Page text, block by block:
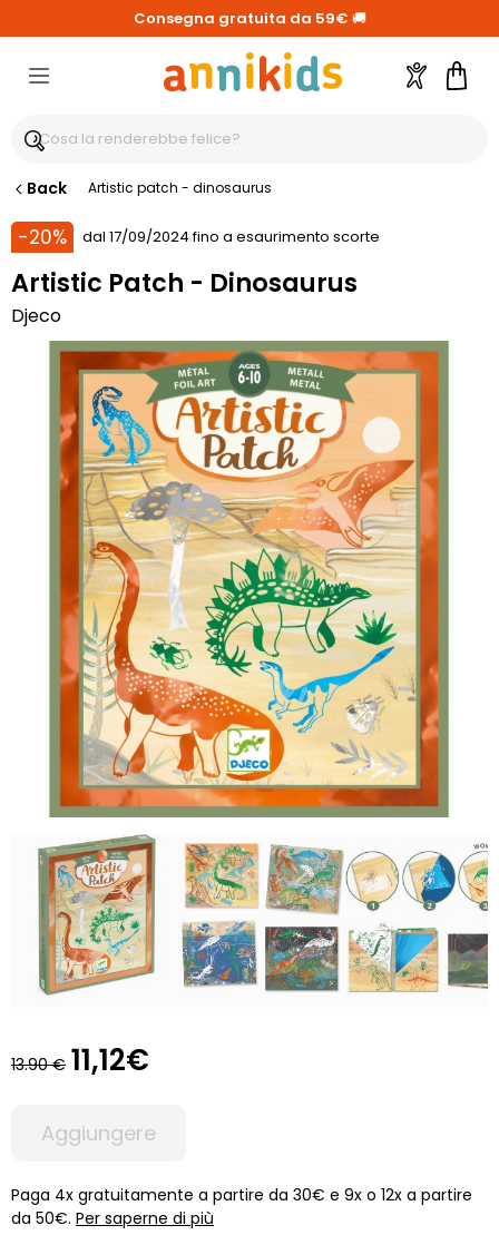
Consegna gratuita da 59€ 🚚
Account
Back Artistic patch - dinosaurus
-20% dal 17/09/2024 fino a esaurimento scorte
Artistic Patch - Dinosaurus
Djeco
13.90 € 11,12€
Aggiungere
Paga 4x gratuitamente a partire da 30€ e 9x o 12x a partire
da 50€. Per saperne di più